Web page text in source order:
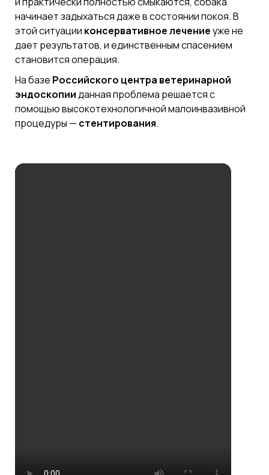
начинает задыхаться даже в состоянии покоя. В
этой ситуации консервативноелечениеуже не
дает результатов, и единственным спасением
становится операция.
На базе Российского центра ветеринарной
эндоскопииданная проблема решается с
помощью высокотехнологичной малоинвазивной
процедуры — стентирования.